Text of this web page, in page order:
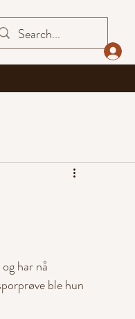
har nå
ble hun